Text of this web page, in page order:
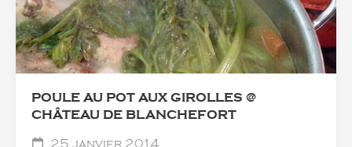
POULE AU POT AUX GIROLLES @
CHÂTEAU DE BLANCHEFORT
25 janvier 2014